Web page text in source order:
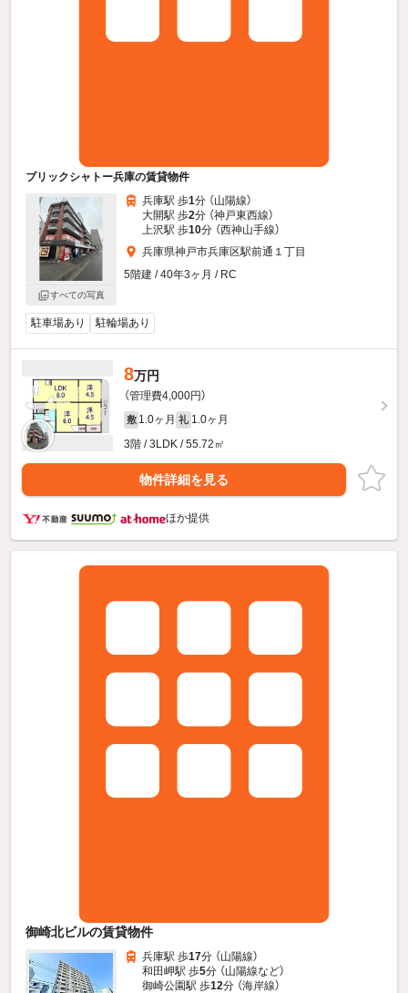
ブリックシャトー兵庫の賃貸物件
すべての写真
兵庫駅 歩1分 （山陽線）
大開駅 歩2分 （神戸東西線）
上沢駅 歩10分 （西神山手線）
兵庫県神戸市兵庫区駅前通１丁目
5階建 / 40年3ヶ月 / RC
駐車場あり 駐輪場あり
8万円
（管理費4,000円）
敷 1.0ヶ月 礼 1.0ヶ月
3階 / 3LDK / 55.72㎡
物件詳細を見る
ほか提供
御崎北ビルの賃貸物件
兵庫駅 歩17分 （山陽線）
和田岬駅 歩5分 （山陽線など）
御崎公園駅 歩12分 （海岸線）